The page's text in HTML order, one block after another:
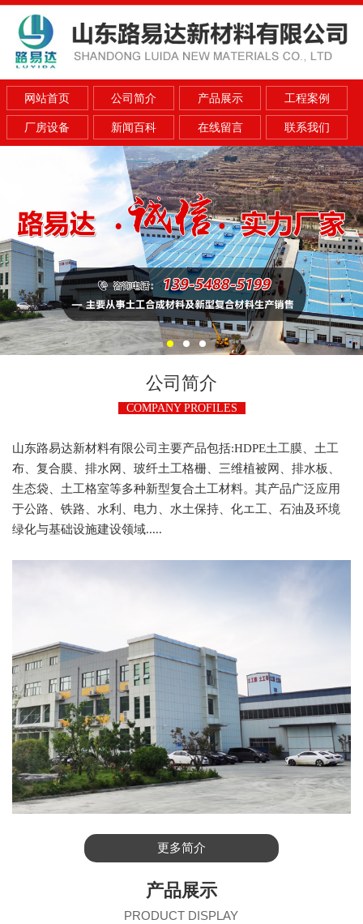
网站首页 公司简介 产品展示 工程案例
厂房设备 新闻百科 在线留言 联系我们
1 2 3
公司简介
COMPANY PROFILES
山东路易达新材料有限公司主要产品包括:HDPE土工膜、土工
布、复合膜、排水网、玻纤土工格栅、三维植被网、排水板、
生态袋、土工格室等多种新型复合土工材料。其产品广泛应用
于公路、铁路、水利、电力、水土保持、化エ工、石油及环境
绿化与基础设施建设领域.....
更多简介
产品展示
PRODUCT DISPLAY